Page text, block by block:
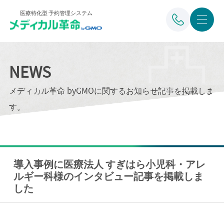
医療特化型 予約管理システム
NEWS
メディカル革命 byGMOに関するお知らせ記事を掲載しま
す。
導入事例に医療法人 すぎはら小児科・アレ
ルギー科様のインタビュー記事を掲載しま
した